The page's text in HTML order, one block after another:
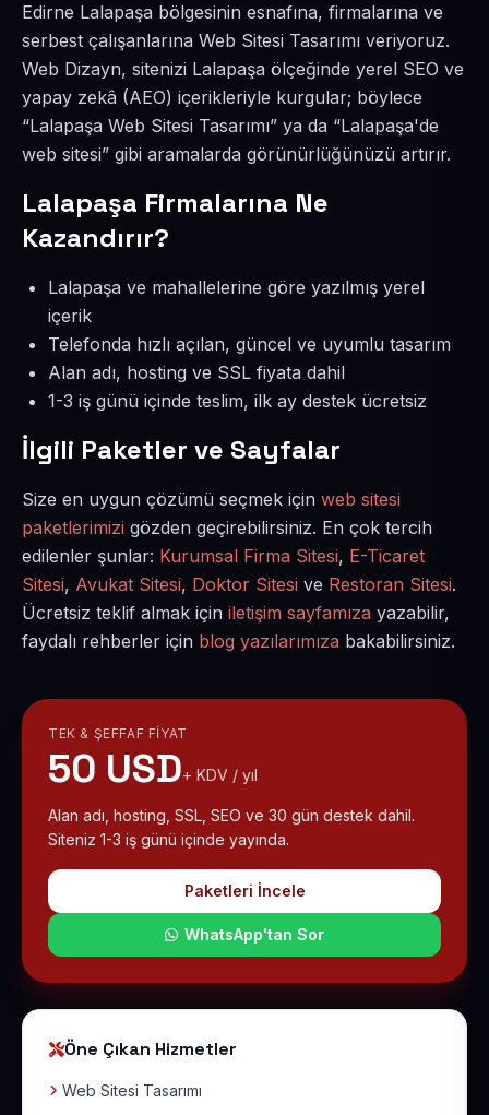
Edirne Lalapaşa bölgesinin esnafına, firmalarına ve
serbest çalışanlarına Web Sitesi Tasarımı veriyoruz.
Web Dizayn, sitenizi Lalapaşa ölçeğinde yerel SEO ve
yapay zekâ (AEO) içerikleriyle kurgular; böylece
“Lalapaşa Web Sitesi Tasarımı” ya da “Lalapaşa'de
web sitesi” gibi aramalarda görünürlüğünüzü artırır.
Lalapaşa Firmalarına Ne
Kazandırır?
Lalapaşa ve mahallelerine göre yazılmış yerel
içerik
Telefonda hızlı açılan, güncel ve uyumlu tasarım
Alan adı, hosting ve SSL fiyata dahil
1-3 iş günü içinde teslim, ilk ay destek ücretsiz
İlgili Paketler ve Sayfalar
Size en uygun çözümü seçmek için web sitesi
paketlerimizi gözden geçirebilirsiniz. En çok tercih
edilenler şunlar: Kurumsal Firma Sitesi, E-Ticaret
Sitesi, Avukat Sitesi, Doktor Sitesi ve Restoran Sitesi.
Ücretsiz teklif almak için iletişim sayfamıza yazabilir,
faydalı rehberler için blog yazılarımıza bakabilirsiniz.
TEK & ŞEFFAF FIYAT
50 USD+ KDV / yıl
Alan adı, hosting, SSL, SEO ve 30 gün destek dahil.
Siteniz 1-3 iş günü içinde yayında.
Paketleri İncele
WhatsApp'tan Sor
Öne Çıkan Hizmetler
Web Sitesi Tasarımı